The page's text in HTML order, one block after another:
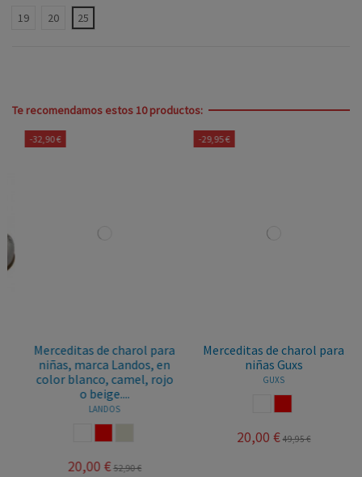
19
20 25
Te recomendamos estos 10 productos:
-32,90 €
Merceditas de charol para
niñas, marca Landos, en
color blanco, camel, rojo
o beige....
LANDOS
20,00 € 52,90 €
-29,95 €
Merceditas de charol para
niñas Guxs
GUXS
20,00 € 49,95 €